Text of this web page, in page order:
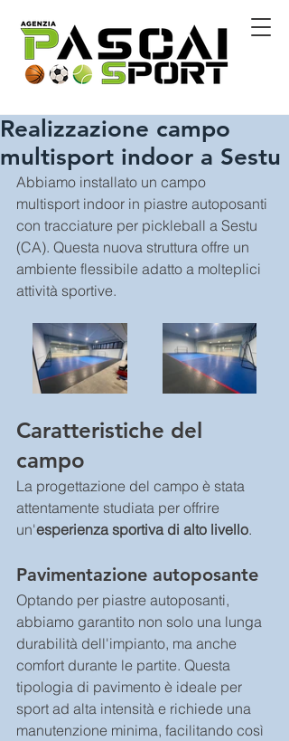
Realizzazione campo
multisport indoor a Sestu
Abbiamo installato un campo
multisport indoor in piastre autoposanti
con tracciature per pickleball a Sestu
(CA). Questa nuova struttura offre un
ambiente flessibile adatto a molteplici
attività sportive.
Caratteristiche del
campo
La progettazione del campo è stata
attentamente studiata per offrire
un'esperienza sportiva di alto livello.
Pavimentazione autoposante
Optando per piastre autoposanti,
abbiamo garantito non solo una lunga
durabilità dell'impianto, ma anche
comfort durante le partite. Questa
tipologia di pavimento è ideale per
sport ad alta intensità e richiede una
manutenzione minima, facilitando così